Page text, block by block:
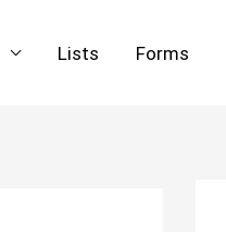
Lists Forms